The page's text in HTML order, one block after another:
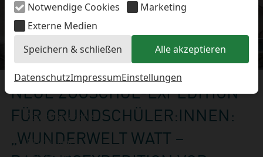
Notwendige Cookies
Marketing
Externe Medien
Speichern & schließen
Alle akzeptieren
DatenschutzImpressumEinstellungen
Hausordnung
Arbeiten im Zoo
Ausbildung zur Zootierpflegerin/zum Zootierpfleger
Freiwilliges ökologisches Jahr (FÖJ)
Mitarbeiter:in (w/m/d) auf Minijob-Basis
Patenschaften
Förderverein
Zookooperationen
Aktionstage
Exit-Game
Aktuelles
NEUE ZOOSCHUL-EXPEDITION
FÜR GRUNDSCHÜLER:INNEN:
„WUNDERWELT WATT –